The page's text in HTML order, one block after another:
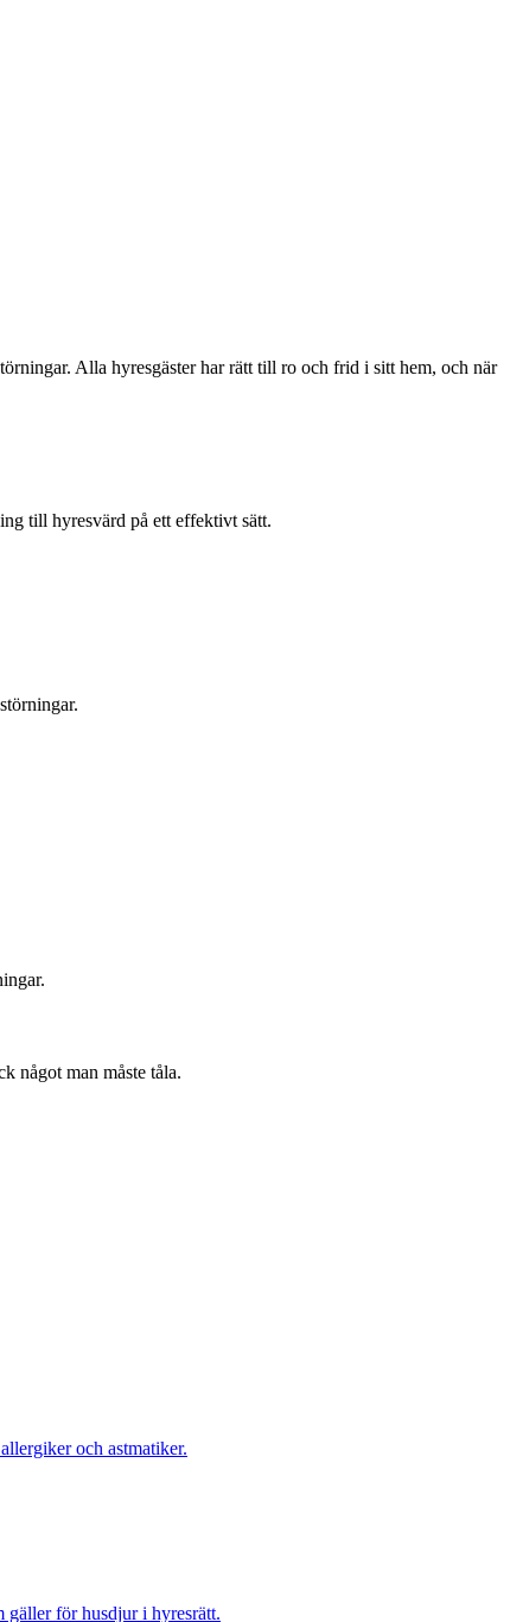
Alla hyresgäster har rätt till ro och frid i sitt hem, och när
till hyresvärd på ett effektivt sätt.
något man måste tåla.
och astmatiker.
gäller för husdjur i hyresrätt.